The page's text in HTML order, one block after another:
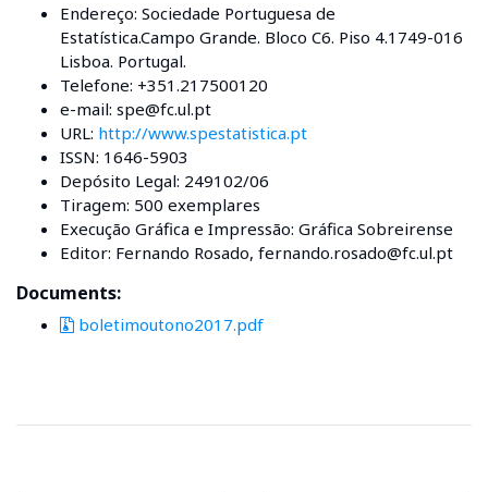
Endereço: Sociedade Portuguesa de
Estatística.Campo Grande. Bloco C6. Piso 4.1749-016
Lisboa. Portugal.
Telefone: +351.217500120
e-mail: spe@fc.ul.pt
URL: http://www.spestatistica.pt
ISSN: 1646-5903
Depósito Legal: 249102/06
Tiragem: 500 exemplares
Execução Gráfica e Impressão: Gráfica Sobreirense
Editor: Fernando Rosado, fernando.rosado@fc.ul.pt
Documents:
boletimoutono2017.pdf